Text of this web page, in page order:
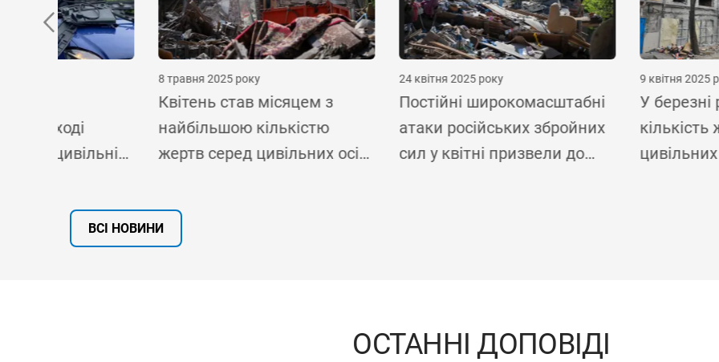
8 травня 2025 року
Квітень став місяцем з
найбільшою кількістю
жертв серед цивільних осіб
року
24 квітня 2025 року
Постійні широкомасштабні
атаки російських збройних
сил у квітні призвели до
9 квітня 2025 року
У березні різко
кількість жертв серед
цивільних осіб,
ВСІ НОВИНИ
ОСТАННІ ДОПОВІДІ